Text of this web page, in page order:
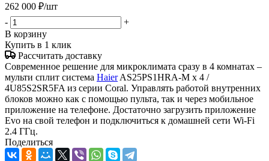
262 000 ₽/шт
-
+
В корзину
Купить в 1 клик
Рассчитать доставку
Современное решение для микроклимата сразу в 4 комнатах –
мульти сплит система HaierAS25PS1HRA-M x 4 /
4U85S2SR5FA из серии Coral. Управлять работой внутренних
блоков можно как с помощью пульта, так и через мобильное
приложение на телефоне. Достаточно загрузить приложение
Evo на свой телефон и подключиться к домашней сети Wi-Fi
2.4 ГГц.
Поделиться